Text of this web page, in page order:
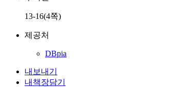
13-16(4쪽)
제공처
DBpia
내보내기
내책장담기